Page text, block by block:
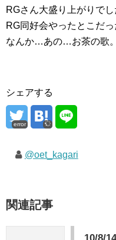
RGさん大盛り上がりで
RG同好会やったとこだっ
なんか…あの…お茶の歌
シェアする
error
@oet_kagari
関連記事